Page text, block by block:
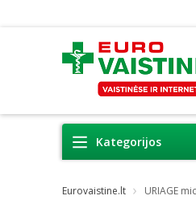
Kategorijos
Eurovaistine.lt URIAGE